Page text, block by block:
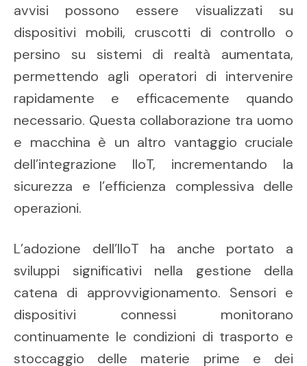
avvisi possono essere visualizzati su
dispositivi mobili, cruscotti di controllo o
persino su sistemi di realtà aumentata,
permettendo agli operatori di intervenire
rapidamente e efficacemente quando
necessario. Questa collaborazione tra uomo
e macchina è un altro vantaggio cruciale
dell’integrazione IIoT, incrementando la
sicurezza e l’efficienza complessiva delle
operazioni.
L’adozione dell’IIoT ha anche portato a
sviluppi significativi nella gestione della
catena di approvvigionamento. Sensori e
dispositivi connessi monitorano
continuamente le condizioni di trasporto e
stoccaggio delle materie prime e dei